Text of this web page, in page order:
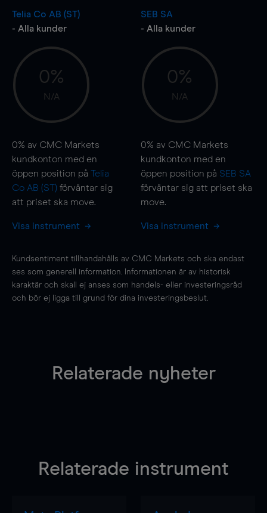
Telia Co AB (ST)
- Alla kunder
0%
N/A
0% av CMC Markets
kundkonton med en
öppen position på Telia
Co AB (ST) förväntar sig
att priset ska move.
Visa instrument
SEB SA
- Alla kunder
0%
N/A
0% av CMC Markets
kundkonton med en
öppen position på SEB SA
förväntar sig att priset ska
move.
Visa instrument
Kundsentiment tillhandahålls av CMC Markets och ska endast
ses som generell information. Informationen är av historisk
karaktär och skall ej anses som handels- eller investeringsråd
och bör ej ligga till grund för dina investeringsbeslut.
Relaterade nyheter
Relaterade instrument